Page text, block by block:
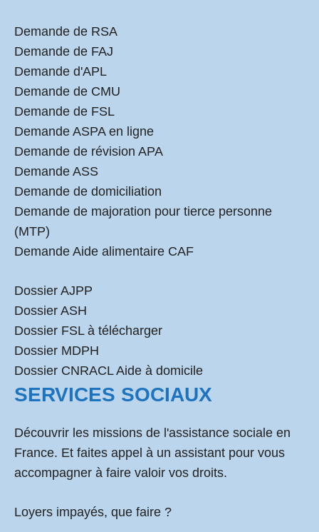
Demande de RSA
Demande de FAJ
Demande d'APL
Demande de CMU
Demande de FSL
Demande ASPA en ligne
Demande de révision APA
Demande ASS
Demande de domiciliation
Demande de majoration pour tierce personne
(MTP)
Demande Aide alimentaire CAF
Dossier AJPP
Dossier ASH
Dossier FSL à télécharger
Dossier MDPH
Dossier CNRACL Aide à domicile
SERVICES SOCIAUX
Découvrir les missions de l'assistance sociale en
France. Et faites appel à un assistant pour vous
accompagner à faire valoir vos droits.
Loyers impayés, que faire ?